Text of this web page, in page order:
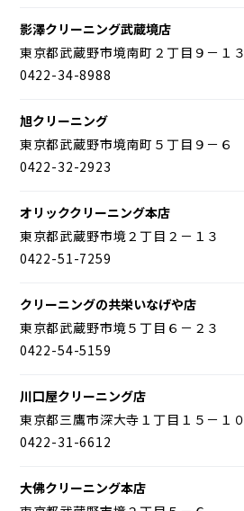
影澤クリーニング武蔵境店
東京都武蔵野市境南町２丁目９－１３
0422-34-8988
旭クリーニング
東京都武蔵野市境南町５丁目９－６
0422-32-2923
オリッククリーニング本店
東京都武蔵野市境２丁目２－１３
0422-51-7259
クリーニングの共栄いなげや店
東京都武蔵野市境５丁目６－２３
0422-54-5159
川口屋クリーニング店
東京都三鷹市深大寺１丁目１５－１０
0422-31-6612
大佛クリーニング本店